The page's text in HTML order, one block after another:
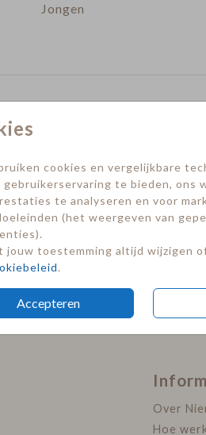
cookies en vergelijkbare
te bieden, ons
te analyseren en voor
(het weergeven van
jouw toestemming altijd wijzigen
.
Accepteren
Jongen
Over
Hoe